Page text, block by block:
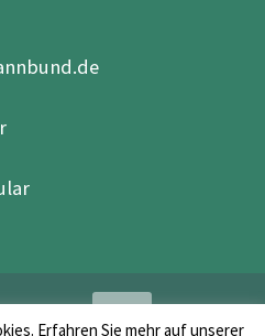
Login
Erfahren Sie mehr auf unserer